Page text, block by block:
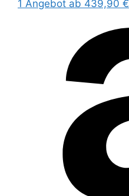
1 Angebot ab 439,90 €